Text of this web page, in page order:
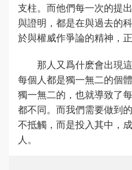
支柱。而他們每一次的提
與證明，都是在與過去的
於與權威作爭論的精神，
那人又爲什麽會出現
每個人都是獨一無二的個
獨一無二的，也就導致了
都不同。而我們需要做到
不抵觸，而是投入其中，
人。